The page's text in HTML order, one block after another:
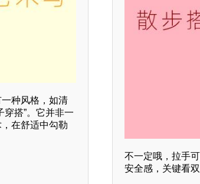
种风格，如清
搭”。它并非一
在舒适中勾勒
不一定哦，拉手
安全感，关键看